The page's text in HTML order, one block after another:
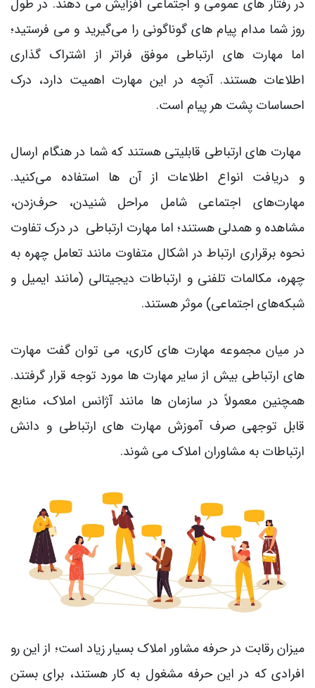
در رفتار های عمومی و اجتماعی افزایش می‌ دهند. در طول
روز شما مدام پیام‌ های گوناگونی را می‌گیرید و مي فرستید؛
اما مهارت های ارتباطی موفق فراتر از اشتراک‌ گذاری
اطلاعات هستند. آنچه در این مهارت اهمیت دارد، درک
احساسات پشت هر پیام است.
مهارت‌ های ارتباطی قابلیتی هستند که شما در هنگام ارسال
و دریافت انواع اطلاعات از آن ها استفاده می‌کنید.
مهارت‌های اجتماعی شامل مراحل شنیدن، حرف‌زدن،
مشاهده و همدلی هستند؛ اما مهارت ارتباطی در درک تفاوت
نحوه برقراری ارتباط در اشکال متفاوت مانند تعامل چهره به
چهره، مکالمات تلفنی و ارتباطات دیجیتالی (مانند ایمیل و
شبکه‌های اجتماعی) موثر هستند.
در میان مجموعه مهارت های کاری، می توان گفت مهارت
های ارتباطی بیش از سایر مهارت ها مورد توجه قرار گرفتند.
همچنین معمولاً در سازمان‌ ها مانند آژانس املاک، منابع
قابل توجهی صرف آموزش مهارت های ارتباطی و دانش
ارتباطات به مشاوران املاک می‌ شوند.
میزان رقابت در حرفه مشاور املاک بسیار زیاد است؛ از این‌ رو
افرادی که در این حرفه مشغول‌ به‌ کار هستند، برای بستن